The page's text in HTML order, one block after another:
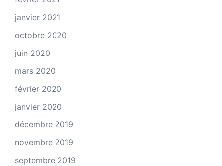
janvier 2021
octobre 2020
juin 2020
mars 2020
février 2020
janvier 2020
décembre 2019
novembre 2019
septembre 2019